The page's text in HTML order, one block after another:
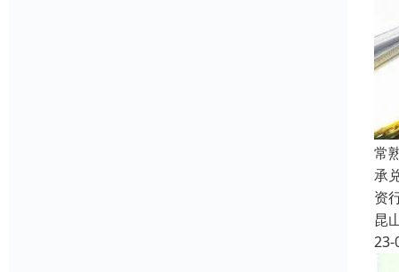
常
承
资
昆
23-